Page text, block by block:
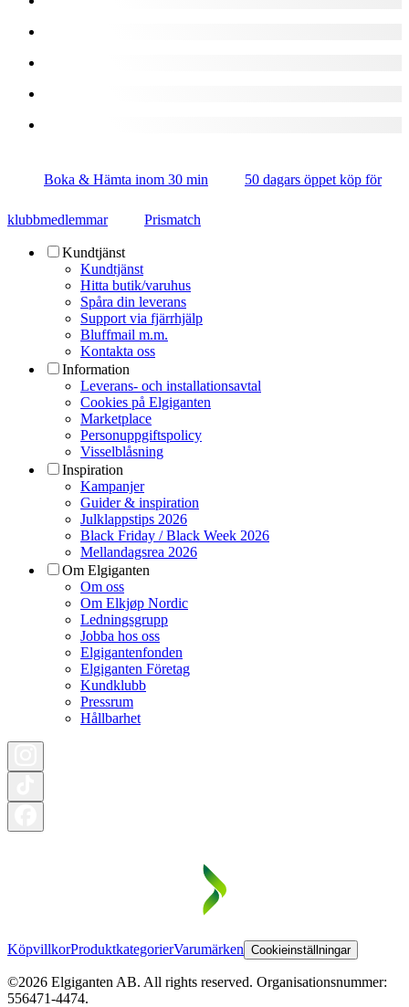
Boka & Hämta inom 30 min 50 dagars öppet köp för
klubbmedlemmar Prismatch
Kundtjänst
Kundtjänst
Hitta butik/varuhus
Spåra din leverans
Support via fjärrhjälp
Bluffmail m.m.
Kontakta oss
Information
Leverans- och installationsavtal
Cookies på Elgiganten
Marketplace
Personuppgiftspolicy
Visselblåsning
Inspiration
Kampanjer
Guider & inspiration
Julklappstips 2026
Black Friday / Black Week 2026
Mellandagsrea 2026
Om Elgiganten
Om oss
Om Elkjøp Nordic
Ledningsgrupp
Jobba hos oss
Elgigantenfonden
Elgiganten Företag
Kundklubb
Pressrum
Hållbarhet
KöpvillkorProduktkategorierVarumärken Cookieinställningar
©2026 Elgiganten AB. All rights reserved. Organisationsnummer:
556471-4474.